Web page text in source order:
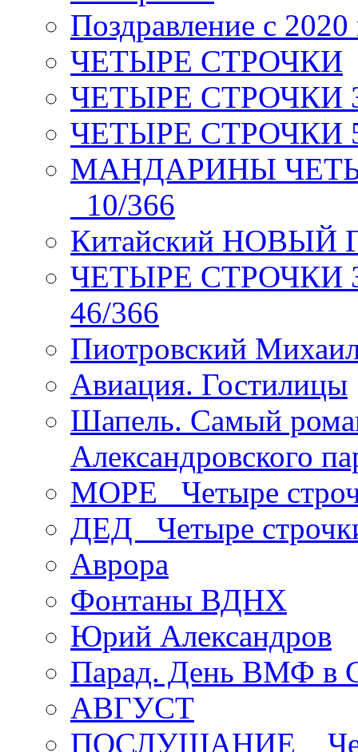
Поздравление с 2020
ЧЕТЫРЕ СТРОЧКИ
ЧЕТЫРЕ СТРОЧКИ 3
ЧЕТЫРЕ СТРОЧКИ 5
МАНДАРИНЫ
_10/366
Китайский НОВЫЙ
ЧЕТЫРЕ СТРОЧКИ
46/366
Пиотровский
Авиация. Гостилицы
Шапель. Самый
Александровского
МОРЕ _Четыре
ДЕД _Четыре
Аврора
Фонтаны ВДНХ
Юрий Александров
Парад. День ВМФ в
АВГУСТ
ПОСЛУШАНИЕ _